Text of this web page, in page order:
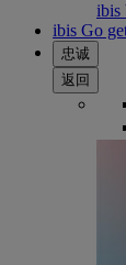
ibis
ibis Go
忠诚
返回